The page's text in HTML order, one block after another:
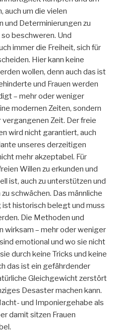
auch um die vielen
und Determinierungen zu
beschweren. Und
immer die Freiheit, sich für
Hier kann keine
wollen, denn auch das ist
und Frauen werden
– mehr oder weniger
modernen Zeiten, sondern
Zeit. Der freie
wird nicht garantiert, auch
unseres derzeitigen
mehr akzeptabel. Für
Willen zu erkunden und
ist, auch zu unterstützen und
schwächen. Das männliche
historisch belegt und muss
Die Methoden und
wirksam – mehr oder weniger
emotional und wo sie nicht
durch keine Tricks und keine
das ist ein gefährdender
Gleichgewicht zerstört
Desaster machen kann.
und Imponiergehabe als
damit sitzen Frauen